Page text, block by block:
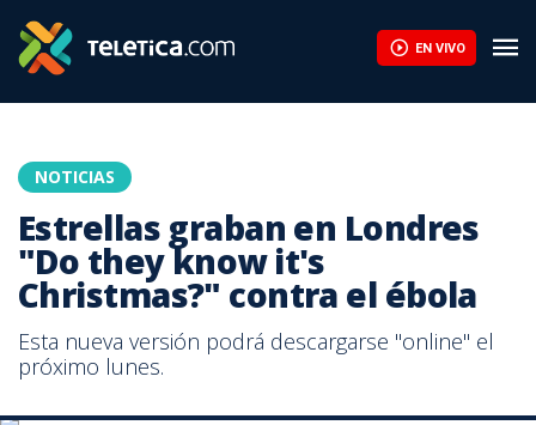
EN VIVO
NOTICIAS
Estrellas graban en Londres
"Do they know it's
Christmas?" contra el ébola
Esta nueva versión podrá descargarse "online" el
próximo lunes.
El artista Bono, hoy a su llegada a la grabación en Londres.